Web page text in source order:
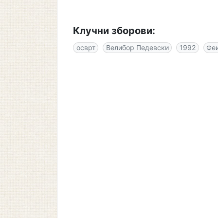
Клучни зборови:
осврт Велибор Педевски 1992